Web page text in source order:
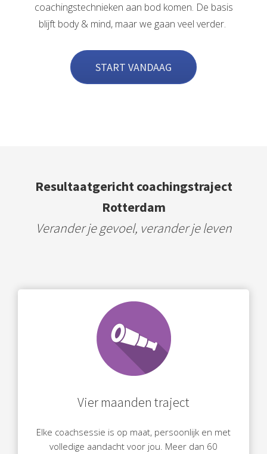
coachingstechnieken aan bod komen. De basis
blijft body & mind, maar we gaan veel verder.
START VANDAAG
Resultaatgericht coachingstraject
Rotterdam
Verander je gevoel, verander je leven
Vier maanden traject
Elke coachsessie is op maat, persoonlijk en met
volledige aandacht voor jou. Meer dan 60